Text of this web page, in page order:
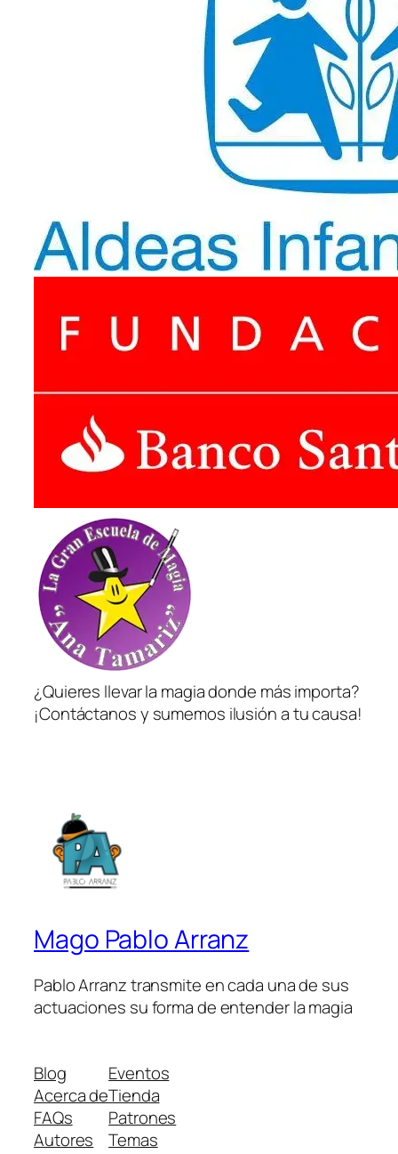
¿Quieres llevar la magia donde más importa?
¡Contáctanos y sumemos ilusión a tu causa!
Mago Pablo Arranz
Pablo Arranz transmite en cada una de sus
actuaciones su forma de entender la magia
Blog
Acerca de
FAQs
Autores
Eventos
Tienda
Patrones
Temas